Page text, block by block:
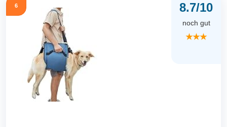
6 8.7/10
noch gut
★★★